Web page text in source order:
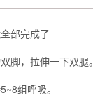
部完成了
脚，拉伸一下双腿。
组呼吸。